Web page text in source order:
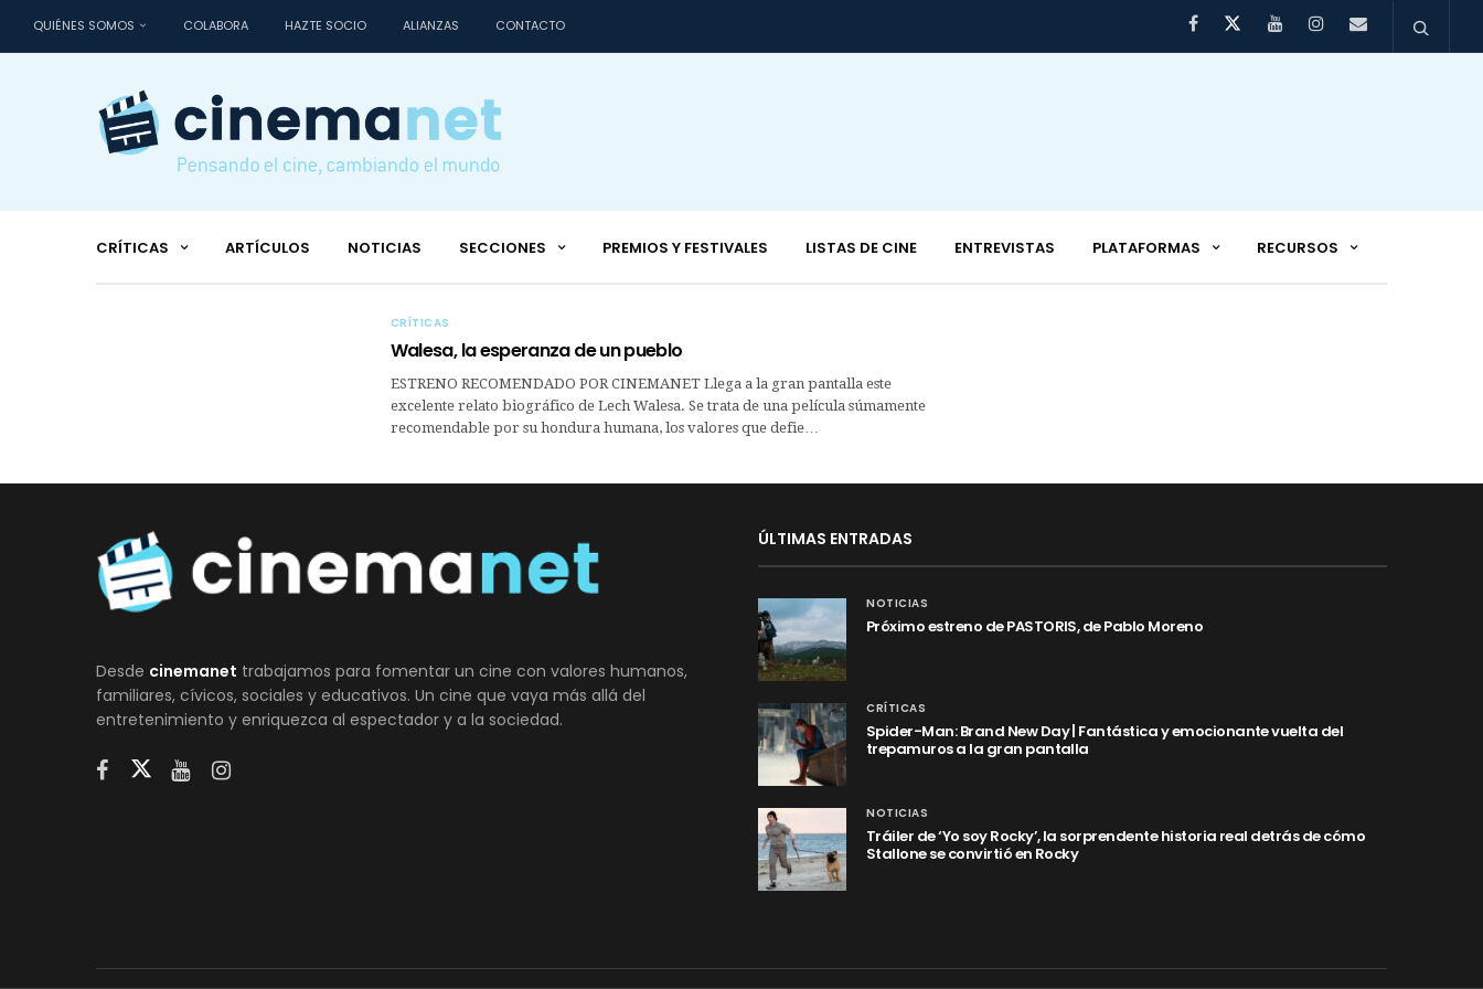
QUIÉNES SOMOS COLABORA HAZTE SOCIO ALIANZAS CONTACTO
CRÍTICAS ARTÍCULOS NOTICIAS SECCIONES PREMIOS Y FESTIVALES LISTAS DE CINE ENTREVISTAS PLATAFORMAS RECURSOS
CRÍTICAS
Walesa, la esperanza de un pueblo
ESTRENO RECOMENDADO POR CINEMANET Llega a la gran pantalla este
excelente relato biográfico de Lech Walesa. Se trata de una película súmamente
recomendable por su hondura humana, los valores que defie…
Desde cinemanet trabajamos para fomentar un cine con valores humanos,
familiares, cívicos, sociales y educativos. Un cine que vaya más allá del
entretenimiento y enriquezca al espectador y a la sociedad.
ÚLTIMAS ENTRADAS
NOTICIAS
Próximo estreno de PASTORIS, de Pablo Moreno
CRÍTICAS
Spider-Man: Brand New Day | Fantástica y emocionante vuelta del
trepamuros a la gran pantalla
NOTICIAS
Tráiler de ‘Yo soy Rocky’, la sorprendente historia real detrás de cómo
Stallone se convirtió en Rocky